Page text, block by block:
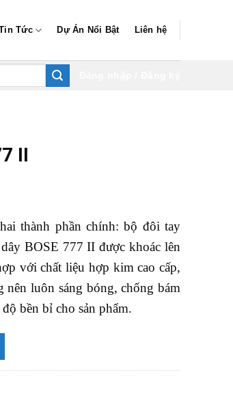
Tức Dự Án Nổi Bật Liên hệ
II
thành phần chính: bộ đôi tay
BOSE 777 II được khoác lên
với chất liệu hợp kim cao cấp,
nên luôn sáng bóng, chống bám
bền bỉ cho sản phẩm.